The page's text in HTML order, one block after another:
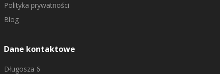
Polityka prywatności
Blog
Dane kontaktowe
Długosza 6